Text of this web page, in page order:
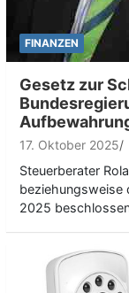
FINANZEN
Gesetz zur
17. Oktober 2025
Steuerberater
beziehungsweise
2025